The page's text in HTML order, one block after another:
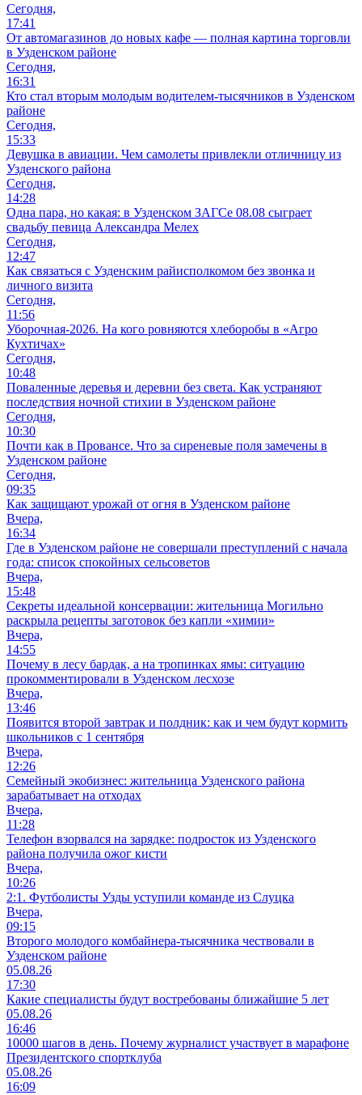
Сегодня,
17:41
От автомагазинов до новых кафе — полная картина торговли
в Узденском районе
Сегодня,
16:31
Кто стал вторым молодым водителем-тысячников в Узденском
районе
Сегодня,
15:33
Девушка в авиации. Чем самолеты привлекли отличницу из
Узденского района
Сегодня,
14:28
Одна пара, но какая: в Узденском ЗАГСе 08.08 сыграет
свадьбу певица Александра Мелех
Сегодня,
12:47
Как связаться с Узденским райисполкомом без звонка и
личного визита
Сегодня,
11:56
Уборочная-2026. На кого ровняются хлеборобы в «Агро
Кухтичах»
Сегодня,
10:48
Поваленные деревья и деревни без света. Как устраняют
последствия ночной стихии в Узденском районе
Сегодня,
10:30
Почти как в Провансе. Что за сиреневые поля замечены в
Узденском районе
Сегодня,
09:35
Как защищают урожай от огня в Узденском районе
Вчера,
16:34
Где в Узденском районе не совершали преступлений с начала
года: список спокойных сельсоветов
Вчера,
15:48
Секреты идеальной консервации: жительница Могильно
раскрыла рецепты заготовок без капли «химии»
Вчера,
14:55
Почему в лесу бардак, а на тропинках ямы: ситуацию
прокомментировали в Узденском лесхозе
Вчера,
13:46
Появится второй завтрак и полдник: как и чем будут кормить
школьников с 1 сентября
Вчера,
12:26
Семейный экобизнес: жительница Узденского района
зарабатывает на отходах
Вчера,
11:28
Телефон взорвался на зарядке: подросток из Узденского
района получила ожог кисти
Вчера,
10:26
2:1. Футболисты Узды уступили команде из Слуцка
Вчера,
09:15
Второго молодого комбайнера-тысячника чествовали в
Узденском районе
05.08.26
17:30
Какие специалисты будут востребованы ближайшие 5 лет
05.08.26
16:46
10000 шагов в день. Почему журналист участвует в марафоне
Президентского спортклуба
05.08.26
16:09